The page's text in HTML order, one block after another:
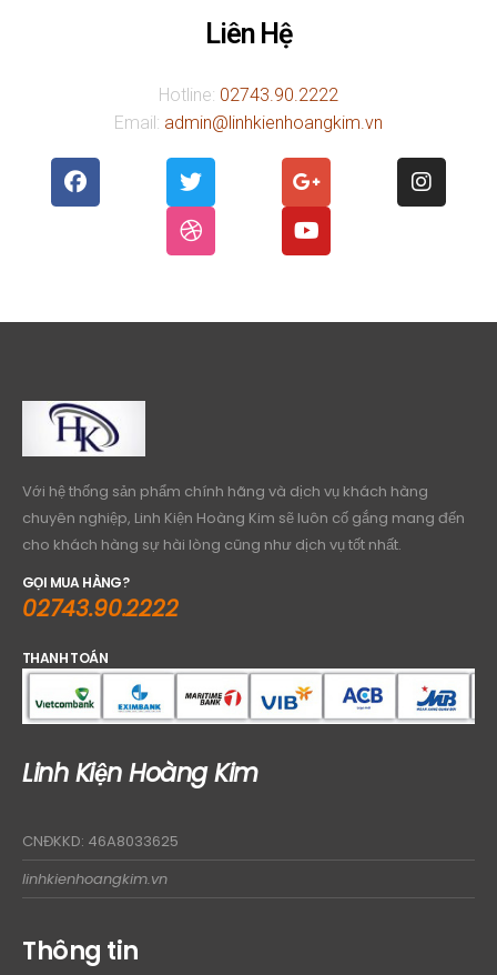
Liên Hệ
Hotline: 02743.90.2222
Email: admin@linhkienhoangkim.vn
Với hệ thống sản phẩm chính hãng và dịch vụ khách hàng
chuyên nghiệp, Linh Kiện Hoàng Kim sẽ luôn cố gắng mang đến
cho khách hàng sự hài lòng cũng như dịch vụ tốt nhất.
GỌI MUA HÀNG?
02743.90.2222
THANH TOÁN
Linh Kiện Hoàng Kim
CNĐKKD: 46A8033625
linhkienhoangkim.vn
Thông tin